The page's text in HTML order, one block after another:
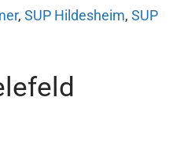
, SUP Hildesheim, SUP